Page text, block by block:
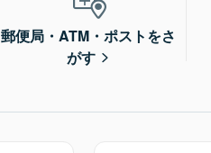
郵便局・ATM・ポストをさ
がす